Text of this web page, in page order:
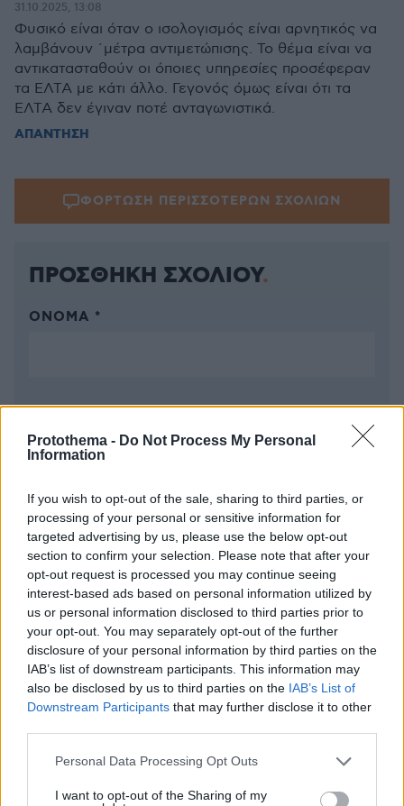
Protothema - Do Not Process My Personal
Information
If you wish to opt-out of the sale, sharing to third parties, or
processing of your personal or sensitive information for
targeted advertising by us, please use the below opt-out
section to confirm your selection. Please note that after your
opt-out request is processed you may continue seeing
interest-based ads based on personal information utilized by
us or personal information disclosed to third parties prior to
your opt-out. You may separately opt-out of the further
disclosure of your personal information by third parties on the
IAB’s list of downstream participants. This information may
also be disclosed by us to third parties on the IAB’s List of
Downstream Participants that may further disclose it to other
Please note that this website/app uses one or more Google
not limited to your visit or usage behaviour. You may click to
Personal Data Processing Opt Outs
I want to opt-out of the Sharing of my
31.10.2025, 13:08
Φυσικό είναι όταν ο ισολογισμός είναι αρνητικός να
λαμβάνουν ΄μέτρα αντιμετώπισης. Το θέμα είναι να
αντικατασταθούν οι όποιες υπηρεσίες προσέφεραν
τα ΕΛΤΑ με κάτι άλλο. Γεγονός όμως είναι ότι τα
ΕΛΤΑ δεν έγιναν ποτέ ανταγωνιστικά.
ΑΠΑΝΤΗΣΗ
ΦΟΡΤΩΣΗ ΠΕΡΙΣΣΟΤΕΡΩΝ ΣΧΟΛΙΩΝ
ΠΡΟΣΘΗΚΗ ΣΧΟΛΙΟΥ
ΌΝΟΜΑ *
ΣΧΌΛΙΟ *
Απομένουν2500χαρακτήρες